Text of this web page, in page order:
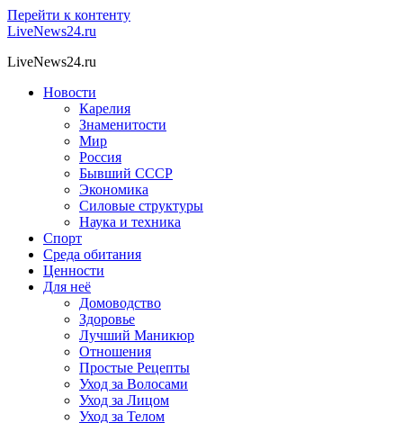
Перейти к контенту
LiveNews24.ru
LiveNews24.ru
Новости
Карелия
Знаменитости
Мир
Россия
Бывший СССР
Экономика
Силовые структуры
Наука и техника
Спорт
Среда обитания
Ценности
Для неё
Домоводство
Здоровье
Лучший Маникюр
Отношения
Простые Рецепты
Уход за Волосами
Уход за Лицом
Уход за Телом